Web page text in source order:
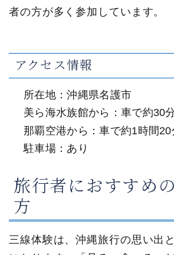
者の方が多く参加しています。
アクセス情報
所在地：沖縄県名護市
美ら海水族館から：車で約30
那覇空港から：車で約1時間20
駐車場：あり
旅行者におすすめ
方
三線体験は、沖縄旅行の思い出